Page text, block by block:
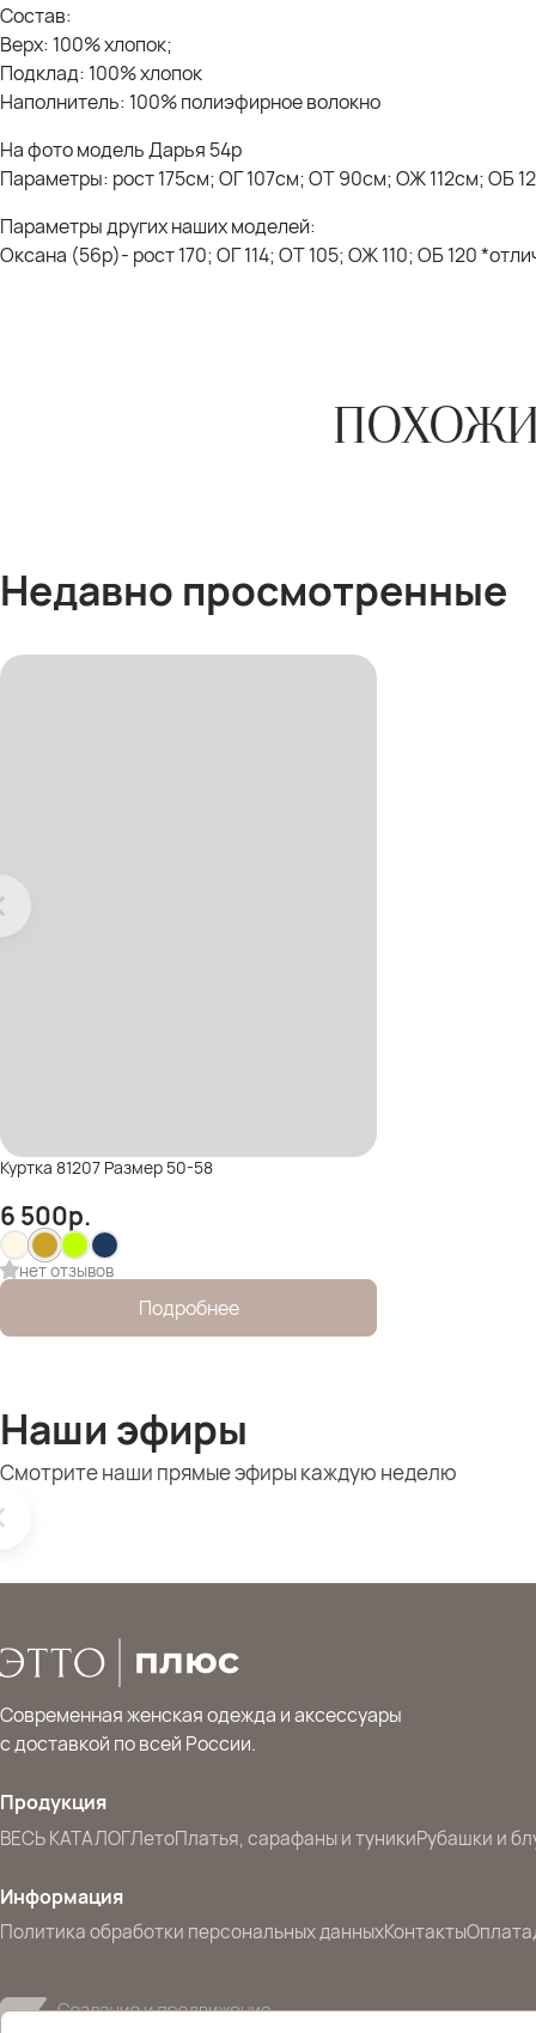
Состав:
Верх: 100% хлопок;
Подклад: 100% хлопок
Наполнитель: 100% полиэфирное волокно
На фото модель Дарья 54р
Параметры: рост 175см; ОГ 107см; ОТ 90см; ОЖ 112см; ОБ
Параметры других наших моделей:
Оксана (56р)- рост 170; ОГ 114; ОТ 105; ОЖ 110; ОБ 120
Недавно просмотренные
Куртка 81207 Размер 50-58
6 500р.
нет отзывов
Подробнее
Наши эфиры
Смотрите наши прямые эфиры каждую неделю
Современная женская одежда и аксессуары
с доставкой по всей России.
Продукция
ВЕСЬ КАТАЛОГЛетоПлатья, сарафаны и туникиРубашки и
Информация
Политика обработки персональных данныхКонтактыОплата